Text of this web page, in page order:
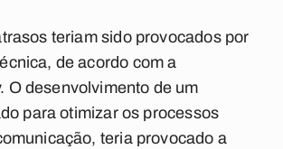
teriam sido provocados por
de acordo com a
O desenvolvimento de um
para otimizar os processos
teria provocado a